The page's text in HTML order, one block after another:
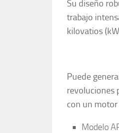
Su diseño
trabajo
kilovatios
Puede
revoluciones
con un motor
Modelo